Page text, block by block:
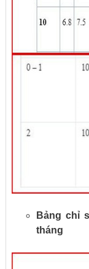
Bảng chỉ
tháng